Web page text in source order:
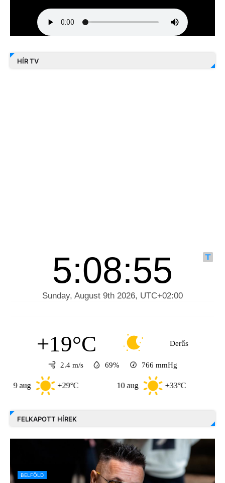
HÍR TV
+19°C Derűs
2.4 m/s 69% 766 mmHg
+29°C +33°C
FELKAPOTT HÍREK
BELFÖLD